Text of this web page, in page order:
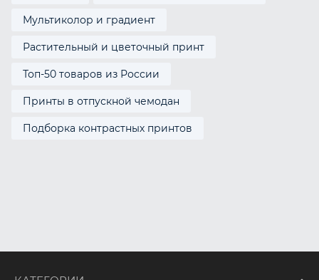
Мультиколор и градиент
Растительный и цветочный принт
Топ-50 товаров из России
Принты в отпускной чемодан
Подборка контрастных принтов